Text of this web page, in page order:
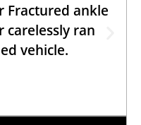
Fractured ankle
carelessly ran
vehicle.